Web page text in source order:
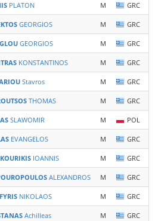
PLATON M GRC
GEORGIOS M GRC
GEORGIOS M GRC
KONSTANTINOS M GRC
Stavros M GRC
THOMAS M GRC
SLAWOMIR M POL
EVANGELOS M GRC
IOANNIS M GRC
ALEXANDROS M GRC
NIKOLAOS M GRC
Achilleas M GRC